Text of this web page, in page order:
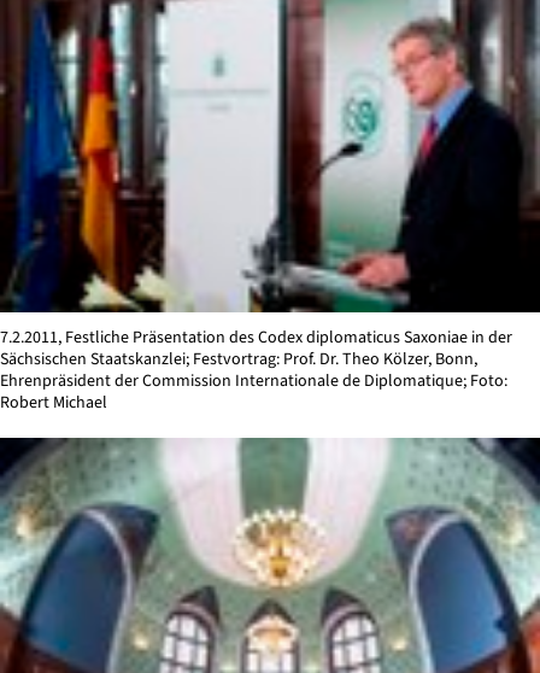
7.2.2011, Festliche Präsentation des Codex diplomaticus Saxoniae in der
Sächsischen Staatskanzlei; Festvortrag: Prof. Dr. Theo Kölzer, Bonn,
Ehrenpräsident der Commission Internationale de Diplomatique; Foto:
Robert Michael